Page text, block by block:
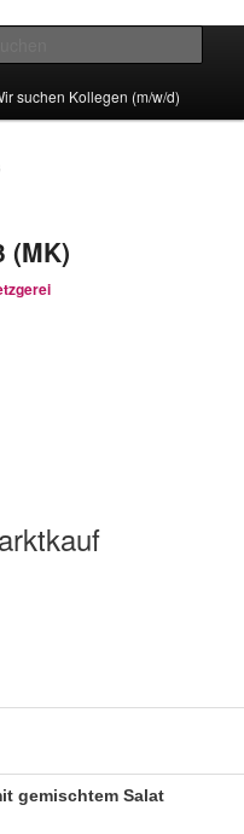
suchen Kollegen (m/w/d)
(MK)
gemischtem Salat